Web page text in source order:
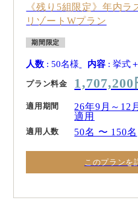
《残り5組限定》年内
リゾートWプラン
期間限定
人数 : 50名様 内容 : 挙式
プラン料金 1,707,200
適用期間
26年9月～12
適用
適用人数 50名 〜 150名
このプランを